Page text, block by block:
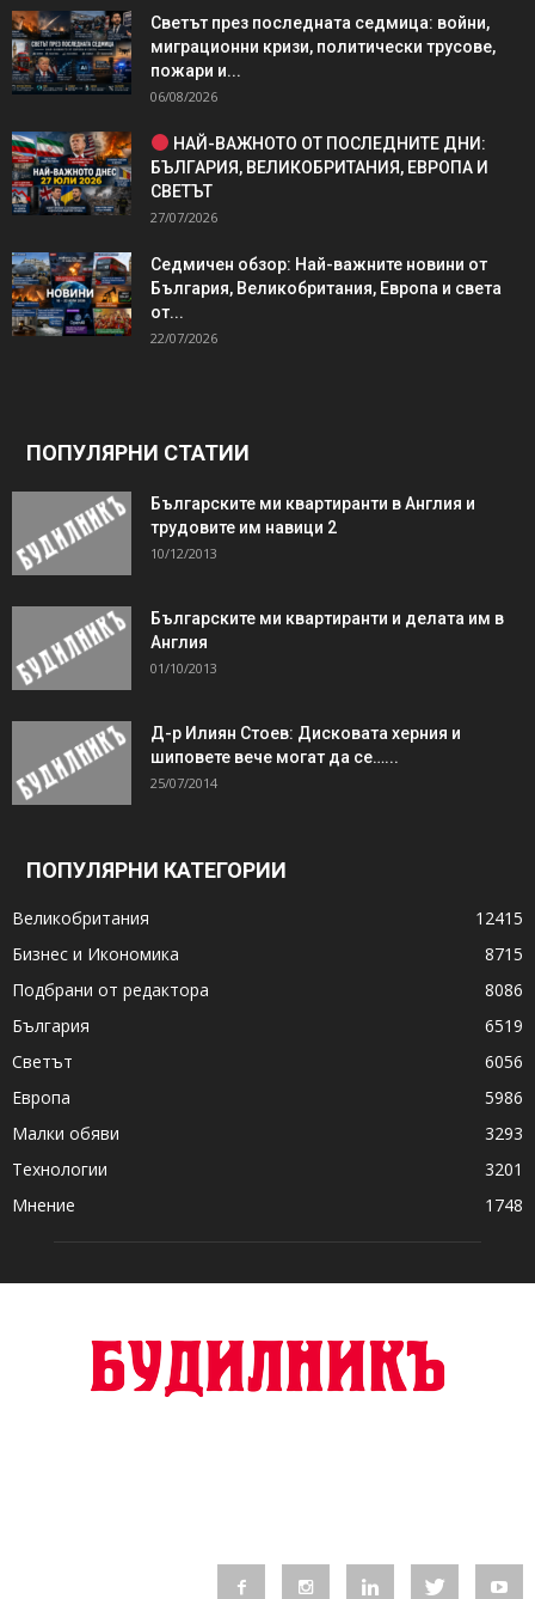
Светът през последната седмица: войни,
миграционни кризи, политически трусове,
пожари и...
06/08/2026
НАЙ-ВАЖНОТО ОТ ПОСЛЕДНИТЕ ДНИ:
БЪЛГАРИЯ, ВЕЛИКОБРИТАНИЯ, ЕВРОПА И
СВЕТЪТ
27/07/2026
Седмичен обзор: Най-важните новини от
България, Великобритания, Европа и света
от...
22/07/2026
ПОПУЛЯРНИ СТАТИИ
Българските ми квартиранти в Англия и
трудовите им навици 2
10/12/2013
Българските ми квартиранти и делата им в
Англия
01/10/2013
Д-р Илиян Стоев: Дисковата херния и
шиповете вече могат да се…...
25/07/2014
ПОПУЛЯРНИ КАТЕГОРИИ
Великобритания
12415
Бизнес и Икономика
8715
Подбрани от редактора
8086
България
6519
Светът
6056
Европа
5986
Малки обяви
3293
Технологии
3201
Мнение
1748